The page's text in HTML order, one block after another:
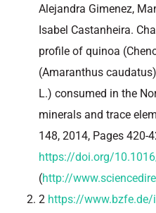
Alejandra Gimenez,
Isabel Castanheira.
profile of quinoa
(Amaranthus
L.) consumed in the
minerals and trace
148, 2014, Pages 420-
https://doi.org/
(http://
2 https://